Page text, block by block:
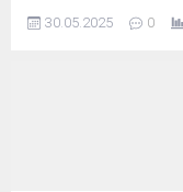
Değişimi Programı’
30.05.2025 0